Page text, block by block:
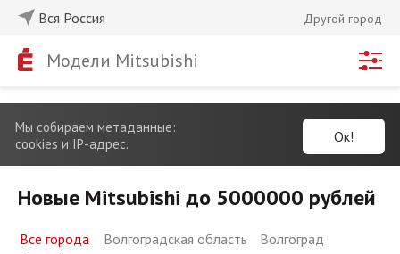
Вся Россия Другой город
Модели Mitsubishi
Мы собираем метаданные:
cookies и IP-адрес.
Ок!
Новые Mitsubishi до 5000000 рублей
Все города Волгоградская область
Волгоград